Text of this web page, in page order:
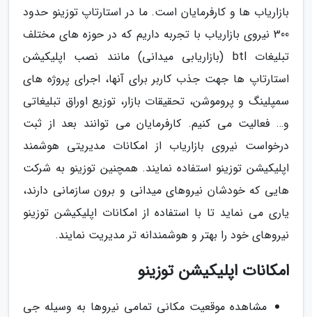
بازاریاب ها و کارفرمایان است. ما در استارتاپ توزینو حدود
300 نیروی بازاریاب با تجربه داریم که در حوزه های مختلف
تبلیغات btl (بازاریابی میدانی) مانند نصب اپلیکیشن
استارتاپ ها جهت جذب کاربر برای آنها، اجرای پروژه های
سمپلینگ و پروموشن، تحقیقات بازار، توزیع اوراق تبلیغاتی
و… فعالیت می کنیم. کارفرمایان می توانند بعد از ثبت
درخواست نیروی بازاریاب از امکانات مدیریتی هوشمند
اپلیکیشن توزینو استفاده نمایند. همچنین توزینو به شرکت
هایی که خودشان نیروهای میدانی و برون سازمانی دارند،
یاری می نماید تا با استفاده از امکانات اپلیکیشن توزینو
نیروهای خود را بهتر و هوشمندانه تر مدیریت نمایند.
امکانات اپلیکیشن توزینو
مشاهده موقعیت مکانی تمامی نیروها به وسیله جی